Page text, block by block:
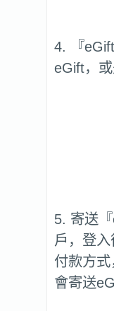
4. 『
eGift，或
5. 寄送
戶，登
付款方
會寄送